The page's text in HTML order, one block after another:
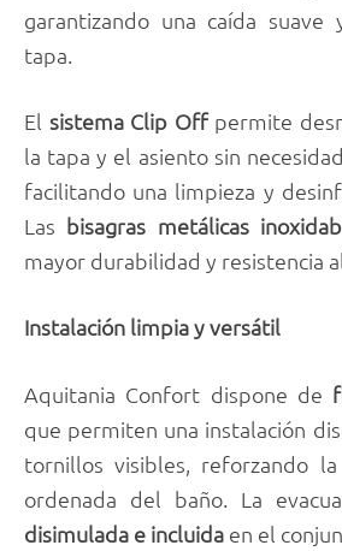
garantizando una caída suave
tapa.
El sistema Clip Offpermite
la tapa y el asiento sin
facilitando una limpieza y
Las bisagras metálicas
mayor durabilidad y resistencia
Instalación limpia y versátil
Aquitania Confort dispone de
que permiten una instalación
tornillos visibles, reforzando
ordenada del baño. La
disimulada e incluida en el